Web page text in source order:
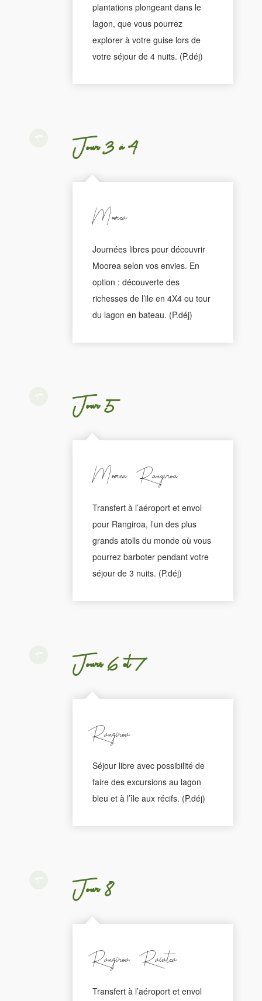
plantations plongeant dans le
lagon, que vous pourrez
explorer à votre guise lors de
votre séjour de 4 nuits. (P.déj)
Jour 3 à 4
Moorea
Journées libres pour découvrir
Moorea selon vos envies. En
option : découverte des
richesses de l’ile en 4X4 ou tour
du lagon en bateau. (P.déj)
Jour 5
Moorea - Rangiroa
Transfert à l’aéroport et envol
pour Rangiroa, l’un des plus
grands atolls du monde où vous
pourrez barboter pendant votre
séjour de 3 nuits. (P.déj)
Jours 6 et 7
Rangiroa
Séjour libre avec possibilité de
faire des excursions au lagon
bleu et à l’île aux récifs. (P.déj)
Jour 8
Rangiroa - Raiatea
Transfert à l’aéroport et envol